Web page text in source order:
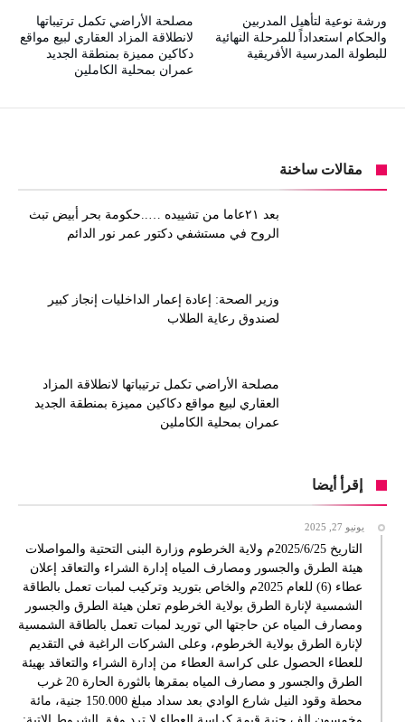
مصلحة الأراضي تكمل ترتيباتها
لانطلاقة المزاد العقاري لبيع مواقع
دكاكين مميزة بمنطقة الجديد
عمران بمحلية الكاملين
ورشة نوعية لتأهيل المدربين
والحكام استعداداً للمرحلة النهائية
للبطولة المدرسية الأفريقية
مقالات ساخنة
بعد ٢١عاما من تشييده …..حكومة بحر أبيض تبث
الروح في مستشفي دكتور عمر نور الدائم
وزير الصحة: إعادة إعمار الداخليات إنجاز كبير
لصندوق رعاية الطلاب
مصلحة الأراضي تكمل ترتيباتها لانطلاقة المزاد
العقاري لبيع مواقع دكاكين مميزة بمنطقة الجديد
عمران بمحلية الكاملين
إقرأ أيضا
يونيو 27, 2025
التاريخ 2025/6/25م ولاية الخرطوم وزارة البنى التحتية والمواصلات
هيئة الطرق والجسور ومصارف المياه إدارة الشراء والتعاقد إعلان
عطاء (6) للعام 2025م والخاص بتوريد وتركيب لمبات تعمل بالطاقة
الشمسية لإنارة الطرق بولاية الخرطوم تعلن هيئة الطرق والجسور
ومصارف المياه عن حاجتها الي توريد لمبات تعمل بالطاقة الشمسية
لإنارة الطرق بولاية الخرطوم، وعلى الشركات الراغبة في التقديم
للعطاء الحصول على كراسة العطاء من إدارة الشراء والتعاقد بهيئة
الطرق والجسور و مصارف المياه بمقرها بالثورة الحارة 20 غرب
محطة وقود النيل شارع الوادي بعد سداد مبلغ 150.000 جنية، مائة